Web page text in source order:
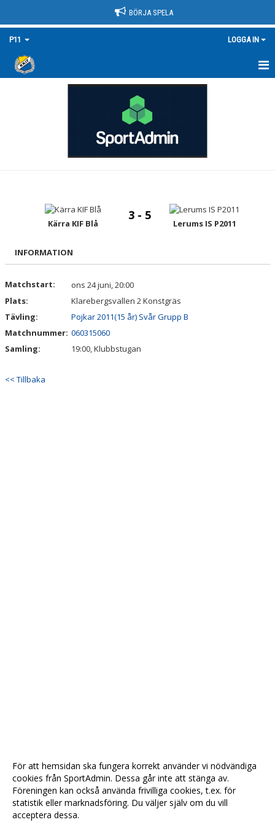
BÖRJA SPELA
P11 LOGGA IN
BILDGALLERI
DOKUMENT
Kärra KIF Blå
3 - 5
Lerums IS P2011
INFORMATION
Matchstart:
ons 24 juni, 20:00
Plats:
Klarebergsvallen 2 Konstgräs
Tävling:
Pojkar 2011(15 år) Svår Grupp B
Matchnummer: 060315060
Samling:
19:00, Klubbstugan
<< Tillbaka
För att hemsidan ska fungera korrekt använder vi nödvändiga
cookies från SportAdmin. Dessa går inte att stänga av.
Föreningen kan också använda frivilliga cookies, t.ex. för
statistik eller marknadsföring. Du väljer själv om du vill
acceptera dessa.